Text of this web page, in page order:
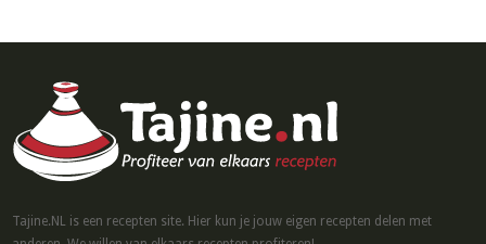
Tajine.NL is een recepten site. Hier kun je jouw eigen recepten delen met